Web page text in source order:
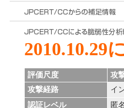
2010.10.29
評価尺度
攻
攻撃経路
イ
認証レベル
匿